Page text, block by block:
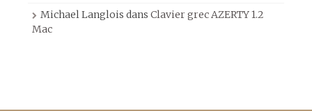
Michael Langlois dans Clavier grec AZERTY 1.2
Mac